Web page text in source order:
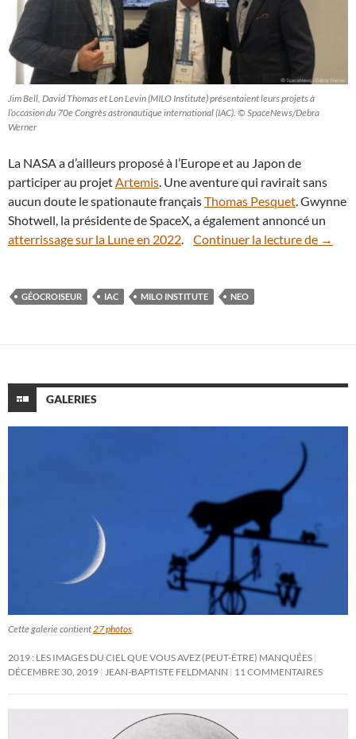
Jim Bell, David Thomas et Lon Levin (MILO Institute) présentaient leurs projets à
l’occasion du 70e Congrès astronautique international (IAC). © SpaceNews/Debra
Werner
La NASA a d’ailleurs proposé à l’Europe et au Japon de
participer au projetArtemis. Une aventure qui ravirait sans
aucun doute le spationaute françaisThomas Pesquet. Gwynne
Shotwell, la présidente de SpaceX, a également annoncé un
atterrissage sur la Lune en 2022. Continuer la lecture de →
GÉOCROISEUR IAC MILO INSTITUTE NEO
GALERIES
Cette galerie contient 27 photos
2019 : LES IMAGES DU CIEL QUE VOUS AVEZ (PEUT-ÊTRE) MANQUÉES
DÉCEMBRE 30, 2019
JEAN-BAPTISTE FELDMANN 11 COMMENTAIRES